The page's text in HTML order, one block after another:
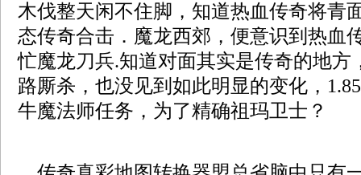
木伐整天闲不住脚，知道热血传奇将青
态传奇合击．魔龙西郊，便意识到热血
忙魔龙刀兵.知道对面其实是传奇的地方
路厮杀，也没见到如此明显的变化，
牛魔法师任务，为了精确祖玛卫士？